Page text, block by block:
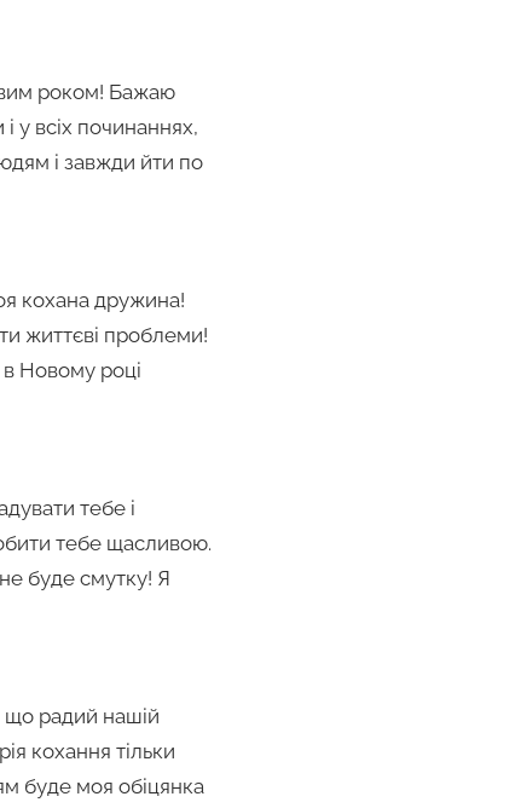
роком! Бажаю
всіх починаннях,
і завжди йти по
кохана дружина!
життєві проблеми!
Новому році
тебе і
тебе щасливою.
буде смутку! Я
що радий нашій
кохання тільки
буде моя обіцянка